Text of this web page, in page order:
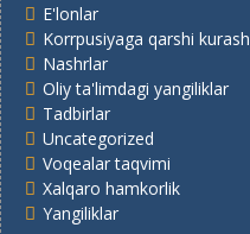
E'lonlar
Korrpusiyaga qarshi kurash
Nashrlar
Oliy ta'limdagi yangiliklar
Tadbirlar
Uncategorized
Voqealar taqvimi
Xalqaro hamkorlik
Yangiliklar